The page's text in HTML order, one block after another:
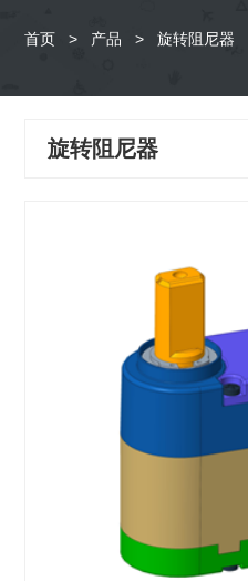
首页 > 产品 > 旋转阻尼器
旋转阻尼器